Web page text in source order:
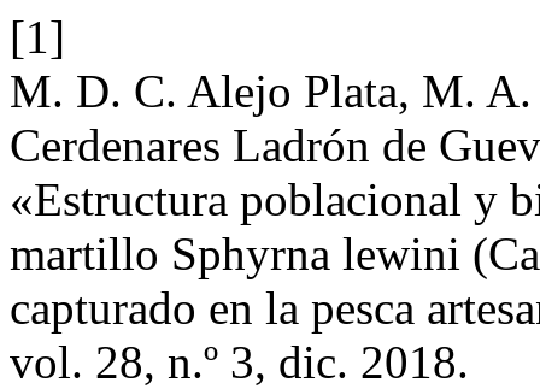
[1]
M. D. C. Alejo Plata, M. A.
Cerdenares Ladrón de
«Estructura poblacional y
martillo Sphyrna lewini
capturado en la pesca
vol. 28, n.º 3, dic. 2018.